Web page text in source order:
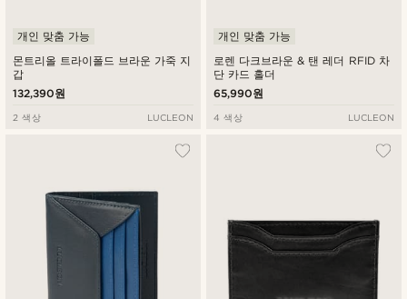
몬트리올 트라이폴드 브라운 가죽 지
갑
개인 맞춤 가능
132,390원
2 색상 LUCLEON
로렌 다크브라운 & 탠 레더 RFID 차
단 카드 홀더
개인 맞춤 가능
65,990원
4 색상 LUCLEON